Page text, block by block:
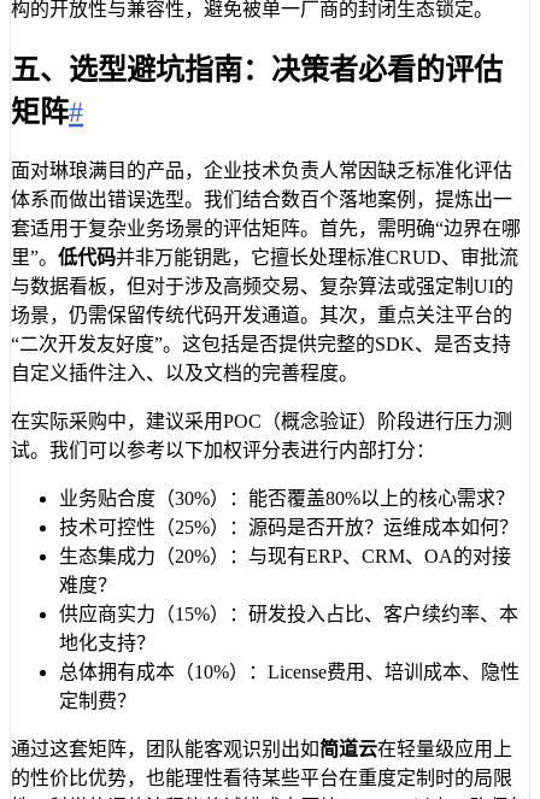
构的开放性与兼容性，避免被单一厂商的封闭生态锁定。
五、选型避坑指南：决策者必看的评估
矩阵#
面对琳琅满目的产品，企业技术负责人常因缺乏标准化评估
体系而做出错误选型。我们结合数百个落地案例，提炼出一
套适用于复杂业务场景的评估矩阵。首先，需明确“边界在哪
里”。 低代码并非万能钥匙，它擅长处理标准CRUD、审批流
与数据看板，但对于涉及高频交易、复杂算法或强定制UI的
场景，仍需保留传统代码开发通道。其次，重点关注平台的
“二次开发友好度”。这包括是否提供完整的SDK、是否支持
自定义插件注入、以及文档的完善程度。
在实际采购中，建议采用POC（概念验证）阶段进行压力测
试。我们可以参考以下加权评分表进行内部打分：
业务贴合度（30%）：能否覆盖80%以上的核心需求？
技术可控性（25%）：源码是否开放？运维成本如何？
生态集成力（20%）：与现有ERP、CRM、OA的对接
难度？
供应商实力（15%）：研发投入占比、客户续约率、本
地化支持？
总体拥有成本（10%）：License费用、培训成本、隐性
定制费？
通过这套矩阵，团队能客观识别出如简道云在轻量级应用上
的性价比优势，也能理性看待某些平台在重度定制时的局限